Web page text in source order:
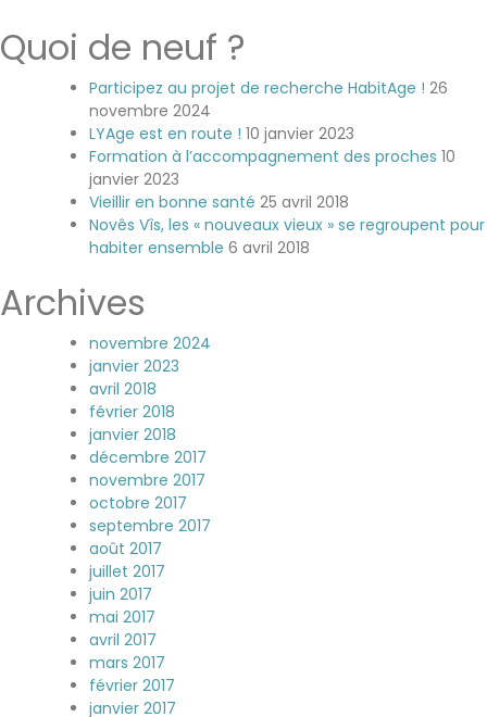
Quoi de neuf ?
Participez au projet de recherche HabitAge ! 26
novembre 2024
LYAge est en route ! 10 janvier 2023
Formation à l’accompagnement des proches 10
janvier 2023
Vieillir en bonne santé 25 avril 2018
Novês Vîs, les « nouveaux vieux » se regroupent pour
habiter ensemble 6 avril 2018
Archives
novembre 2024
janvier 2023
avril 2018
février 2018
janvier 2018
décembre 2017
novembre 2017
octobre 2017
septembre 2017
août 2017
juillet 2017
juin 2017
mai 2017
avril 2017
mars 2017
février 2017
janvier 2017